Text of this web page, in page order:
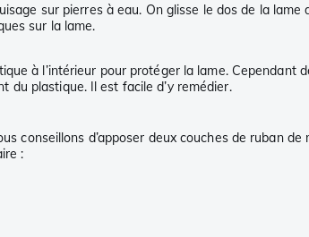
sur pierres à eau. On glisse le dos de la
sur la lame.
à l’intérieur pour protéger la lame.
du plastique. Il est facile d’y remédier.
conseillons d’apposer deux couches de ruban
: